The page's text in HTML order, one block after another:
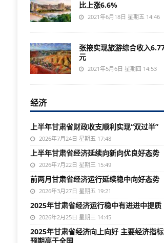
比上涨6.6%
2021年6月18日 星期五 14:46
张掖实现旅游综合收入
元
2021年5月6日 星期四 14:53
经济
上半年甘肃省财政收支顺利实现“双过半”
2026年7月24日 星期五 17:48
上半年甘肃省经济延续向新向优良好态势
2026年7月22日 星期三 15:49
前两月甘肃省经济运行延续稳中向好态势
2026年3月27日 星期五 19:21
2025年甘肃省经济运行稳中有进进中提质
2026年2月25日 星期三 14:45
2025年甘肃省经济向上向好 主要经济指
预期高于全国